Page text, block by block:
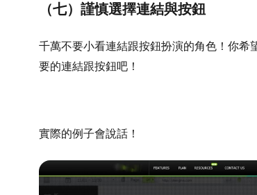
（七）謹慎選擇連結與按鈕
千萬不要小看連結跟按鈕扮演的角色！你希
要的連結跟按鈕吧！
實際的例子會說話！